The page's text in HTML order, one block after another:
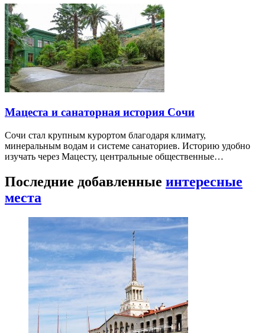
Мацеста и санаторная история Сочи
Сочи стал крупным курортом благодаря климату,
минеральным водам и системе санаториев. Историю удобно
изучать через Мацесту, центральные общественные…
Последние добавленные интересные
места